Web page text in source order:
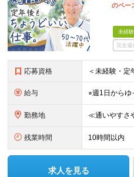
のペー
未経
完全週
応募資格
給与
勤務地
残業時間 10時間以内
求人を見る